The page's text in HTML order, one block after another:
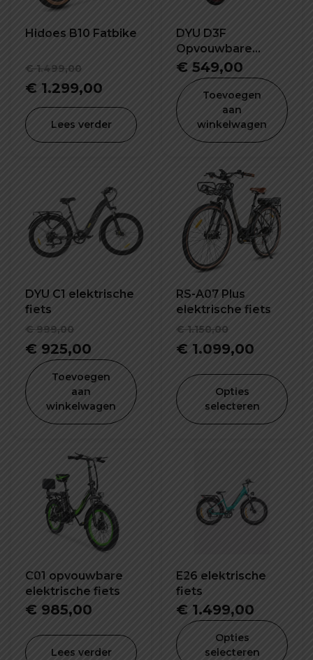
Hidoes B10 Fatbike
€1.499,00
Oorspronkelijke
prijs
was:
€ 1.499,00.
€ 1.299,00
prijs
is:
Lees verder
DYU D3F
Opvouwbare
elektrische fiets
€ 549,00
Toevoegen
aan
winkelwagen
DYU C1 elektrische
fiets
€999,00
Oorspronkelijke
prijs
€ 999,00.
€ 925,00
prijs
€ 925,00.
Toevoegen
aan
winkelwagen
RS-A07 Plus
elektrische fiets
€1.150,00
prijs
€ 1.150,00.
€ 1.099,00
€
Opties
selecteren
C01 opvouwbare
elektrische fiets
€ 985,00
Lees verder
E26 elektrische
fiets
€ 1.499,00
Opties
selecteren